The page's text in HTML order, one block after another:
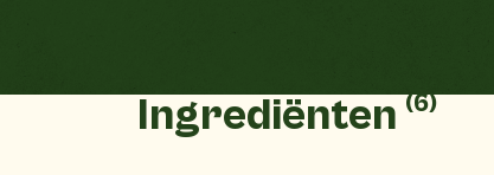
Ingrediënten (6)